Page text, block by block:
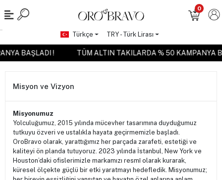
BAŞLADI ! TÜM ALTIN TAKILARDA % 50 KAMPANYA
0
Türkçe TRY - Türk Lirası
Misyon ve Vizyon
Misyonumuz
Yolculuğumuz, 2015 yılında mücevher tasarımına duyduğumuz
tutkuyu özveri ve ustalıkla hayata geçirmemizle başladı.
OroBravo olarak, yarattığımız her parçada zarafeti, estetiği ve
kaliteyi ön planda tutuyoruz. 2023 yılında İstanbul, New York ve
Houston’daki ofislerimizle markamızı resmî olarak kurarak,
küresel ölçekte güçlü bir etki yaratmayı hedefledik. Misyonumuz;